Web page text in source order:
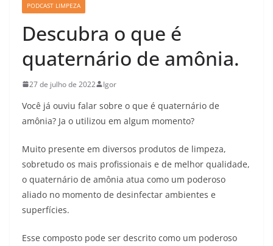
PODCAST LIMPEZA
Descubra o que é
quaternário de amônia.
27 de julho de 2022 Igor
Você já ouviu falar sobre o que é quaternário de
amônia? Ja o utilizou em algum momento?
Muito presente em diversos produtos de limpeza,
sobretudo os mais profissionais e de melhor qualidade,
o quaternário de amônia atua como um poderoso
aliado no momento de desinfectar ambientes e
superfícies.
Esse composto pode ser descrito como um poderoso